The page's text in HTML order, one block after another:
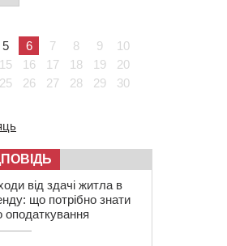
5 6 7 8 9
10
15 16 17 18 19
20
25 26 27 28 29
30
від здачі житла в
що потрібно знати
оподаткування